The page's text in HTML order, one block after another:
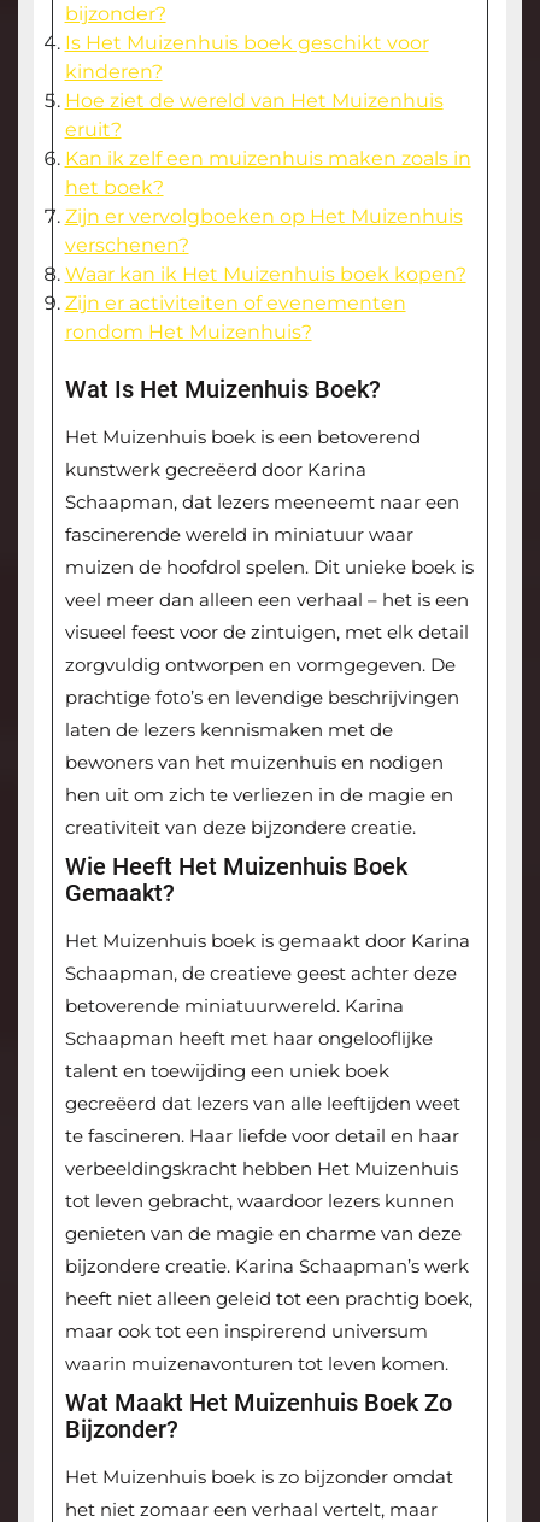
bijzonder?
Is Het Muizenhuis boek geschikt voor
kinderen?
Hoe ziet de wereld van Het Muizenhuis
eruit?
Kan ik zelf een muizenhuis maken zoals in
het boek?
Zijn er vervolgboeken op Het Muizenhuis
verschenen?
Waar kan ik Het Muizenhuis boek kopen?
Zijn er activiteiten of evenementen
rondom Het Muizenhuis?
Wat Is Het Muizenhuis Boek?
Het Muizenhuis boek is een betoverend
kunstwerk gecreëerd door Karina
Schaapman, dat lezers meeneemt naar een
fascinerende wereld in miniatuur waar
muizen de hoofdrol spelen. Dit unieke boek is
veel meer dan alleen een verhaal – het is een
visueel feest voor de zintuigen, met elk detail
zorgvuldig ontworpen en vormgegeven. De
prachtige foto’s en levendige beschrijvingen
laten de lezers kennismaken met de
bewoners van het muizenhuis en nodigen
hen uit om zich te verliezen in de magie en
creativiteit van deze bijzondere creatie.
Wie Heeft Het Muizenhuis Boek
Gemaakt?
Het Muizenhuis boek is gemaakt door Karina
Schaapman, de creatieve geest achter deze
betoverende miniatuurwereld. Karina
Schaapman heeft met haar ongelooflijke
talent en toewijding een uniek boek
gecreëerd dat lezers van alle leeftijden weet
te fascineren. Haar liefde voor detail en haar
verbeeldingskracht hebben Het Muizenhuis
tot leven gebracht, waardoor lezers kunnen
genieten van de magie en charme van deze
bijzondere creatie. Karina Schaapman’s werk
heeft niet alleen geleid tot een prachtig boek,
maar ook tot een inspirerend universum
waarin muizenavonturen tot leven komen.
Wat Maakt Het Muizenhuis Boek Zo
Bijzonder?
Het Muizenhuis boek is zo bijzonder omdat
het niet zomaar een verhaal vertelt, maar